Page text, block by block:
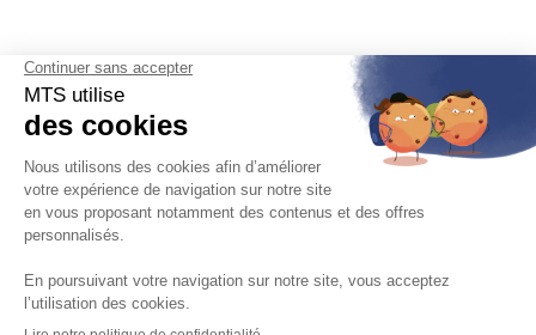
Français
Mentions légales, politique de confidentialité, gestion des cookies